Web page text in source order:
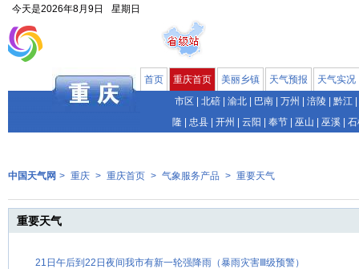
今天是2026年8月9日 星期日
首页 重庆首页 美丽乡镇 天气预报
天气实况
市区
北碚 渝北 巴南 万州 涪陵 黔江
隆
忠县 开州 云阳 奉节 巫山 巫溪
中国天气网 > 重庆 > 重庆首页 > 气象服务产品 > 重要天气
重要天气
21日午后到22日夜间我市有新一轮强降雨（暴雨灾害Ⅲ级预警）